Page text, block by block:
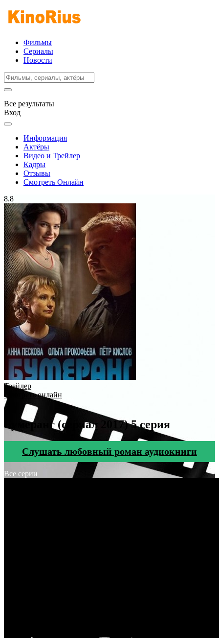
Фильмы
Сериалы
Новости
Все результаты
Вход
Информация
Актёры
Видео и Трейлер
Кадры
Отзывы
Смотреть Онлайн
8.8
Трейлер
Смотреть онлайн
Бумеранг (сериал 2017) 5 серия
Cлушать любовный роман аудиокниги
Все серии